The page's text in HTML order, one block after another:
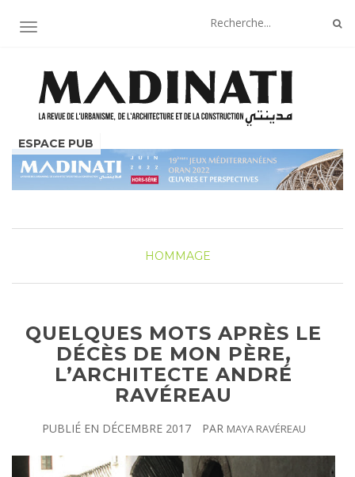
AFFICHER/MASQUER LA NAVIGATION
HOMMAGE
QUELQUES MOTS APRÈS LE
DÉCÈS DE MON PÈRE,
L’ARCHITECTE ANDRÉ
RAVÉREAU
PUBLIÉ EN DÉCEMBRE 2017 PAR MAYA RAVÉREAU